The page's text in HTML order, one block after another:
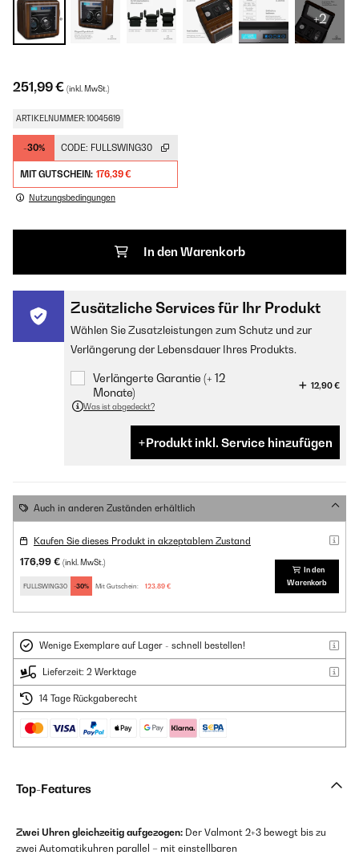
+2
251,99 € (inkl. MwSt.)
ARTIKELNUMMER: 10045619
-30% CODE: FULLSWING30
MIT GUTSCHEIN: 176,39 €
Nutzungsbedingungen
In den Warenkorb
Zusätzliche Services für Ihr Produkt
Wählen Sie Zusatzleistungen zum Schutz und zur
Verlängerung der Lebensdauer Ihres Produkts.
Verlängerte Garantie (+ 12
Monate)
12,90 €
Was ist abgedeckt?
Produkt inkl. Service hinzufügen
Auch in anderen Zuständen erhältlich
Kaufen Sie dieses Produkt in akzeptablem Zustand
176,99 € (inkl. MwSt.)
FULLSWING30 -30% Mit Gutschein: 123,89 €
In den
Warenkorb
Wenige Exemplare auf Lager - schnell bestellen!
Lieferzeit: 2 Werktage
14 Tage Rückgaberecht
Top-Features
Zwei Uhren gleichzeitig aufgezogen: Der Valmont 2+3 bewegt bis zu
zwei Automatikuhren parallel – mit einstellbaren